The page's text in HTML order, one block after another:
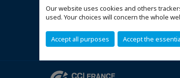
Our website uses cookies and others
used. Your choices will concern the whole
Accept all purposes Accept the